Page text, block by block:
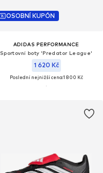
OSOBNÍ KUPÓN
ADIDAS PERFORMANCE
Sportovní boty 'Predator League'
1 620 Kč
Poslední nejnižší cena:1 800 Kč